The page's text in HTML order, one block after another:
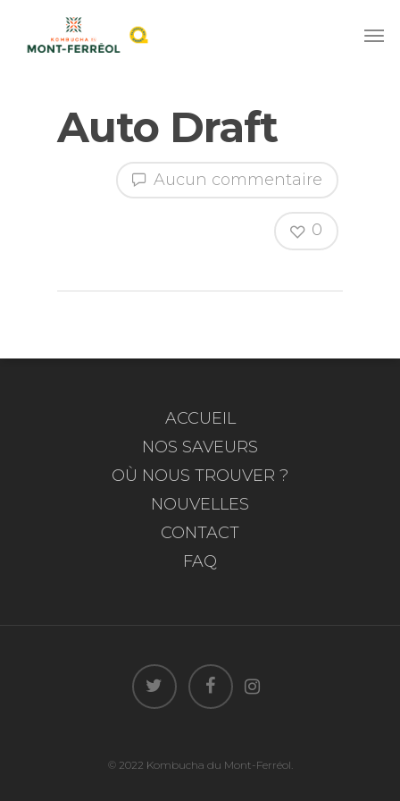
Auto Draft
Aucun commentaire
0
ACCUEIL
NOS SAVEURS
OÙ NOUS TROUVER ?
NOUVELLES
CONTACT
FAQ
© 2022 Kombucha du Mont-Ferréol.